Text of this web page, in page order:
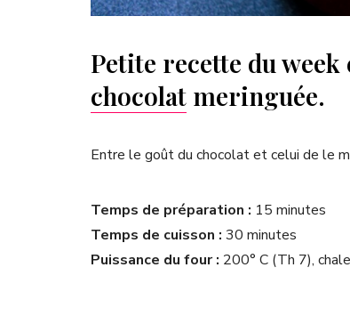
Petite recette du
chocolat meringuée.
Entre le goût du chocolat et celui de le
Temps de préparation : 15 minutes
Temps de cuisson : 30 minutes
Puissance du four : 200° C (Th 7),